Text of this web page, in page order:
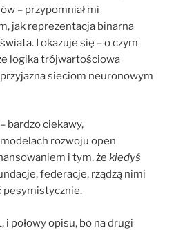
– przypomniał mi
jak reprezentacja binarna
I okazuje się – o czym
logika trójwartościowa
sieciom neuronowym
– bardzo ciekawy,
rozwoju open
i tym, że kiedyś
federacje, rządzą nimi
pesymistycznie.
i połowy opisu, bo na drugi